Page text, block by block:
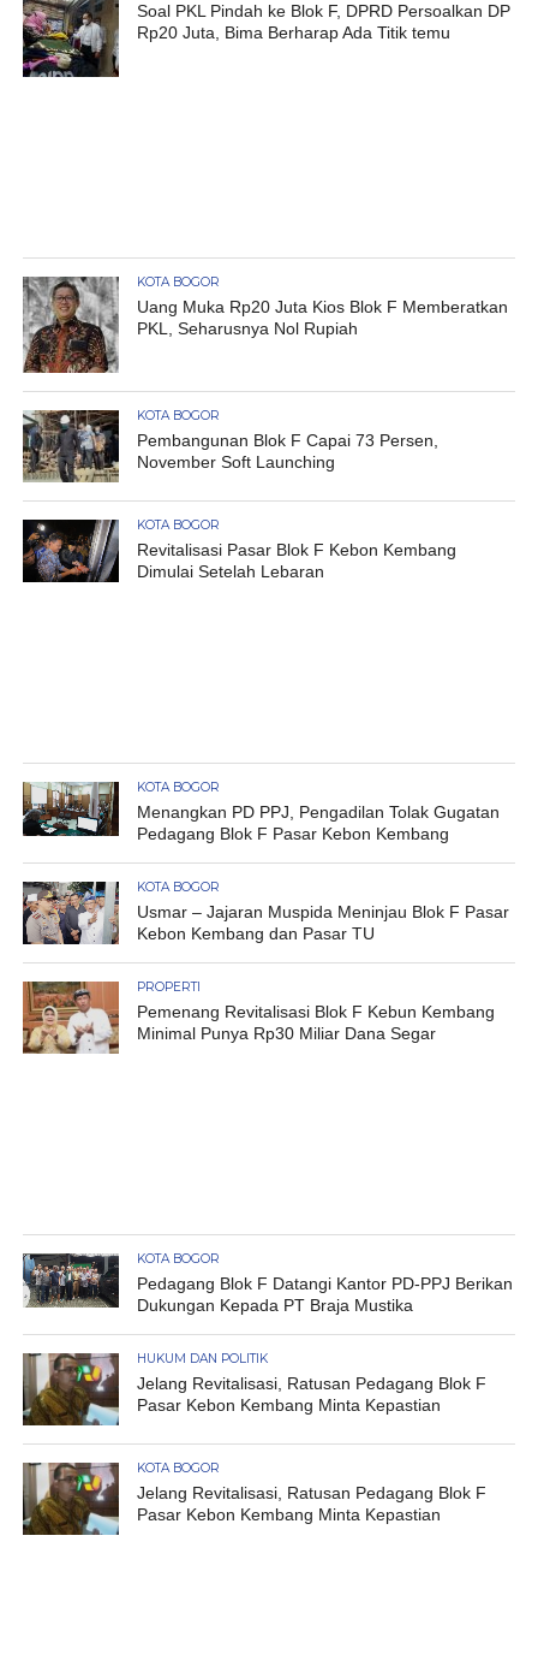
Soal PKL Pindah ke Blok F, DPRD Persoalkan DP
Rp20 Juta, Bima Berharap Ada Titik temu
KOTA BOGOR
Uang Muka Rp20 Juta Kios Blok F Memberatkan
PKL, Seharusnya Nol Rupiah
KOTA BOGOR
Pembangunan Blok F Capai 73 Persen,
November Soft Launching
KOTA BOGOR
Revitalisasi Pasar Blok F Kebon Kembang
Dimulai Setelah Lebaran
KOTA BOGOR
Menangkan PD PPJ, Pengadilan Tolak Gugatan
Pedagang Blok F Pasar Kebon Kembang
KOTA BOGOR
Usmar – Jajaran Muspida Meninjau Blok F Pasar
Kebon Kembang dan Pasar TU
PROPERTI
Pemenang Revitalisasi Blok F Kebun Kembang
Minimal Punya Rp30 Miliar Dana Segar
KOTA BOGOR
Pedagang Blok F Datangi Kantor PD-PPJ Berikan
Dukungan Kepada PT Braja Mustika
HUKUM DAN POLITIK
Jelang Revitalisasi, Ratusan Pedagang Blok F
Pasar Kebon Kembang Minta Kepastian
KOTA BOGOR
Jelang Revitalisasi, Ratusan Pedagang Blok F
Pasar Kebon Kembang Minta Kepastian